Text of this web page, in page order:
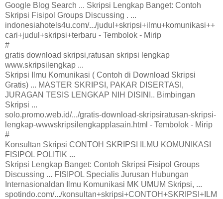
Google Blog Search ... Skripsi Lengkap Banget: Contoh
Skripsi Fisipol Groups Discussing . ...
indonesiahotels4u.com/.../judul+skripsi+ilmu+komunikasi++
cari+judul+skripsi+terbaru - Tembolok - Mirip
#
gratis download skripsi,ratusan skripsi lengkap
www.skripsilengkap ...
Skripsi Ilmu Komunikasi ( Contoh di Download Skripsi
Gratis) ... MASTER SKRIPSI, PAKAR DISERTASI,
JURAGAN TESIS LENGKAP NIH DISINI.. Bimbingan
Skripsi ...
solo.promo.web.id/.../gratis-download-skripsiratusan-skripsi-
lengkap-wwwskripsilengkapplasain.html - Tembolok - Mirip
#
Konsultan Skripsi CONTOH SKRIPSI ILMU KOMUNIKASI
FISIPOL POLITIK ...
Skripsi Lengkap Banget: Contoh Skripsi Fisipol Groups
Discussing ... FISIPOL Specialis Jurusan Hubungan
Internasionaldan Ilmu Komunikasi MK UMUM Skripsi, ...
spotindo.com/.../konsultan+skripsi+CONTOH+SKRIPSI+ILM